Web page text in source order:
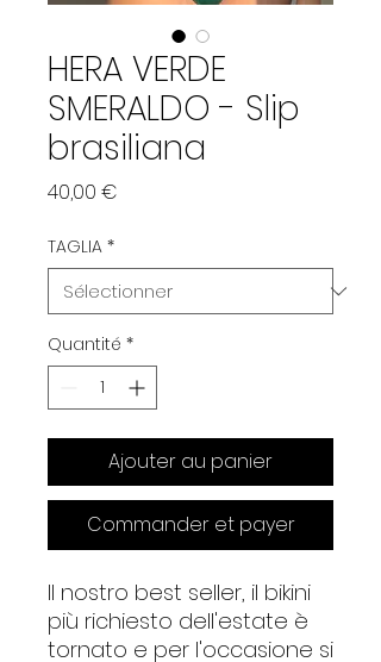
HERA VERDE
SMERALDO - Slip
brasiliana
40,00 €
TAGLIA *
Quantité *
Ajouter au panier
Commander et payer
Il nostro best seller, il bikini
più richiesto dell'estate è
tornato e per l'occasione si